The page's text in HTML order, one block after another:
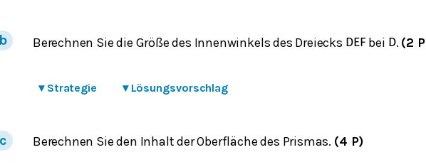
Berechnen Sie die Größe des Innenwinkels des Dreiecks DEFbei D. (2
▾ Strategie ▾ Lösungsvorschlag
Berechnen Sie den Inhalt der Oberfläche des Prismas. (4 P)